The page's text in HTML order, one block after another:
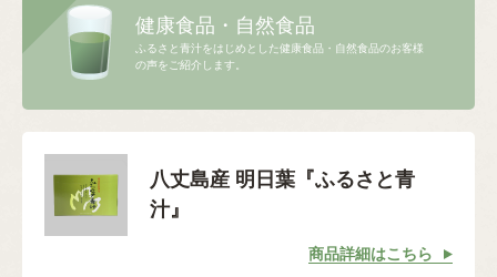
健康食品・自然食品
ふるさと青汁をはじめとした健康食品・自然食品のお客様
の声をご紹介します。
八丈島産 明日葉『ふるさと青
汁』
商品詳細はこちら